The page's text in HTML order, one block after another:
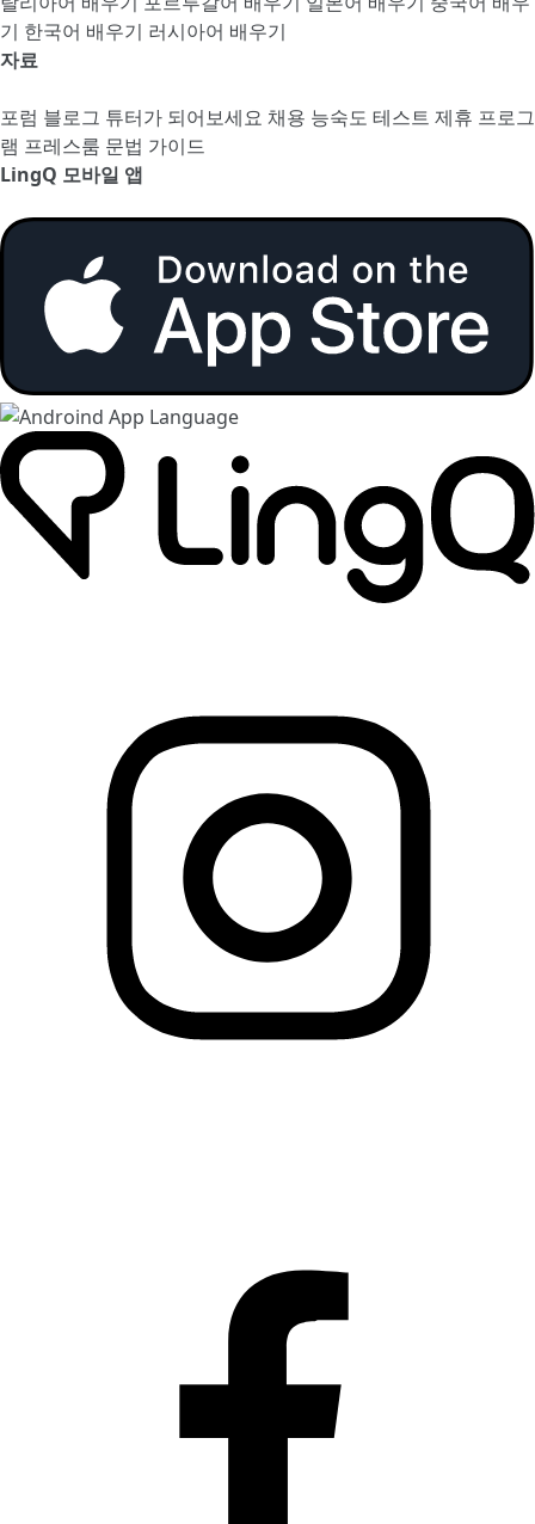
기 한국어 배우기 러시아어 배우기
자료
포럼 블로그 튜터가 되어보세요 채용 능숙도 테스트 제휴 프로그
램 프레스룸 문법 가이드
LingQ 모바일 앱